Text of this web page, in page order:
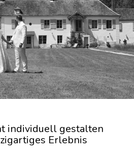
individuell gestalten
Erlebnis